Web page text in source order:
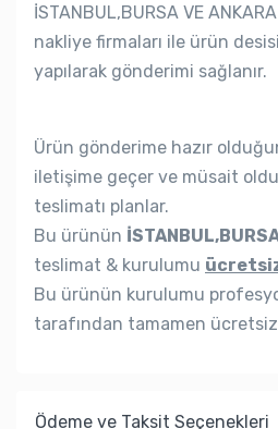
İSTANBUL,BURSA VE
nakliye firmaları ile ürün
yapılarak gönderimi sağlanır.
Ürün gönderime hazır
iletişime geçer ve müsait
teslimatı planlar.
Bu ürünün
teslimat & kurulumu
Bu ürünün kurulumu
tarafından tamamen ücretsiz
Ödeme ve Taksit Seçenekleri